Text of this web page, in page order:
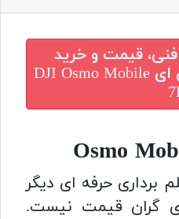
قیمت و خرید
گیمبال موبایل دی جی ای DJI Osmo Mobile
برداری حرفه ای دیگر
گران قیمت نیست.